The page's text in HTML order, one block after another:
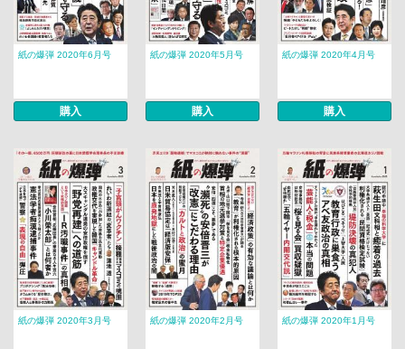
紙の爆弾 2020年6月号
購入
紙の爆弾 2020年5月号
購入
紙の爆弾 2020年4月号
購入
紙の爆弾 2020年3月号 紙の爆弾 2020年2月号 紙の爆弾 2020年1月号